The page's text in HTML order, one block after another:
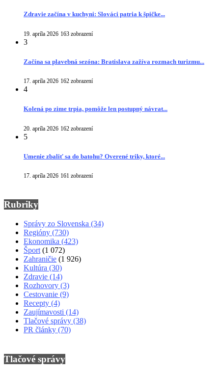
Zdravie začína v kuchyni: Slováci patria k špičke...
19. apríla 2026 163 zobrazení
3
Začína sa plavebná sezóna: Bratislava zažíva rozmach turizmu...
17. apríla 2026 162 zobrazení
4
Kolená po zime trpia, pomôže len postupný návrat...
20. apríla 2026 162 zobrazení
5
Umenie zbaliť sa do batohu? Overené triky, ktoré...
17. apríla 2026 161 zobrazení
Rubriky
Správy zo Slovenska (34)
Regióny (730)
Ekonomika (423)
Šport (1 072)
Zahraničie (1 926)
Kultúra (30)
Zdravie (14)
Rozhovory (3)
Cestovanie (9)
Recepty (4)
Zaujímavosti (14)
Tlačové správy (38)
PR články (70)
Tlačové správy